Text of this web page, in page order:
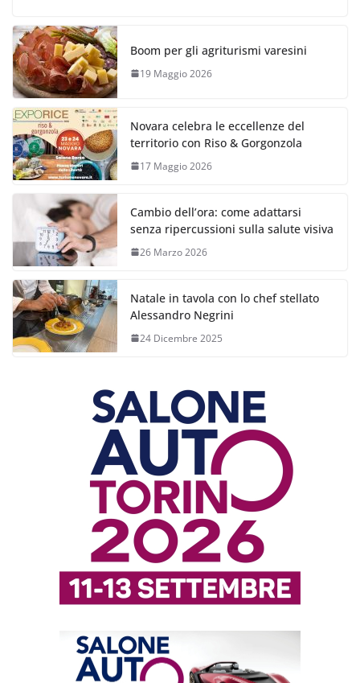
Boom per gli agriturismi varesini
19 Maggio 2026
Novara celebra le eccellenze del
territorio con Riso & Gorgonzola
17 Maggio 2026
Cambio dell’ora: come adattarsi
senza ripercussioni sulla salute visiva
26 Marzo 2026
Natale in tavola con lo chef stellato
Alessandro Negrini
24 Dicembre 2025